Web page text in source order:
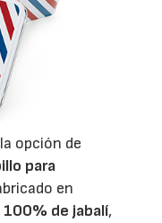
opción de
para
en
100% de jabalí,